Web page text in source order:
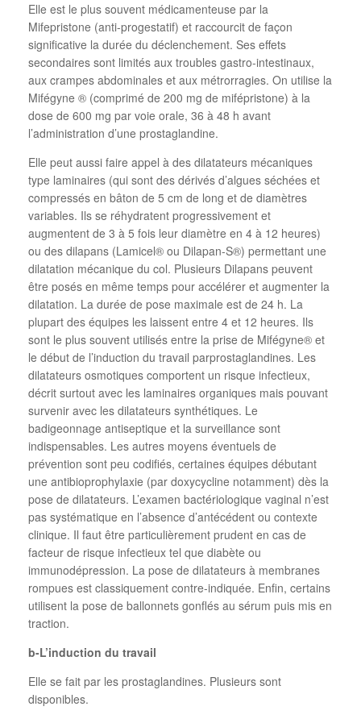
Elle est le plus souvent médicamenteuse par la
Mifepristone (anti-progestatif) et raccourcit de façon
significative la durée du déclenchement. Ses effets
secondaires sont limités aux troubles gastro-intestinaux,
aux crampes abdominales et aux métrorragies. On utilise la
Mifégyne ® (comprimé de 200 mg de mifépristone) à la
dose de 600 mg par voie orale, 36 à 48 h avant
l’administration d’une prostaglandine.
Elle peut aussi faire appel à des dilatateurs mécaniques
type laminaires (qui sont des dérivés d’algues séchées et
compressés en bâton de 5 cm de long et de diamètres
variables. Ils se réhydratent progressivement et
augmentent de 3 à 5 fois leur diamètre en 4 à 12 heures)
ou des dilapans (Lamicel® ou Dilapan-S®) permettant une
dilatation mécanique du col. Plusieurs Dilapans peuvent
être posés en même temps pour accélérer et augmenter la
dilatation. La durée de pose maximale est de 24 h. La
plupart des équipes les laissent entre 4 et 12 heures. Ils
sont le plus souvent utilisés entre la prise de Mifégyne® et
le début de l’induction du travail parprostaglandines. Les
dilatateurs osmotiques comportent un risque infectieux,
décrit surtout avec les laminaires organiques mais pouvant
survenir avec les dilatateurs synthétiques. Le
badigeonnage antiseptique et la surveillance sont
indispensables. Les autres moyens éventuels de
prévention sont peu codifiés, certaines équipes débutant
une antibioprophylaxie (par doxycycline notamment) dès la
pose de dilatateurs. L’examen bactériologique vaginal n’est
pas systématique en l’absence d’antécédent ou contexte
clinique. Il faut être particulièrement prudent en cas de
facteur de risque infectieux tel que diabète ou
immunodépression. La pose de dilatateurs à membranes
rompues est classiquement contre-indiquée. Enfin, certains
utilisent la pose de ballonnets gonflés au sérum puis mis en
traction.
b-L’induction du travail
Elle se fait par les prostaglandines. Plusieurs sont
disponibles.